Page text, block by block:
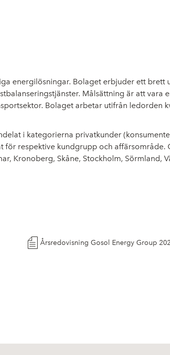
energilösningar. Bolaget erbjuder ett
Målsättning är att
Bolaget arbetar utifrån ledorden
i kategorierna privatkunder
för respektive kundgrupp och
Kronoberg, Skåne, Stockholm,
Årsredovisning Gosol Energy Group